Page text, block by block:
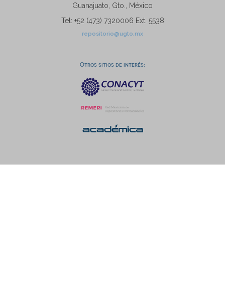
Guanajuato, Gto., México
Tel: +52 (473) 7320006 Ext. 5538
repositorio@ugto.mx
Otros sitios de interés: